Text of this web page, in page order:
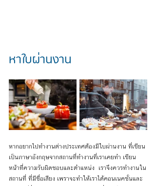
หาใบผ่านงาน
หากอยากไปทำงานต่างประเทศต้องมีใบผ่านงาน ที่เขียน
เป็นภาษาอังกฤษจากสถานที่ทำงานที่เราเคยทำ เขียน
หน้าที่ความรับผิดชอบและตำแหน่ง  เราจึงควรทำงานใน
สถานที่ ที่มีชื่อเสียง เพราจะทำให้เราได้คอนเนคชั่นและ